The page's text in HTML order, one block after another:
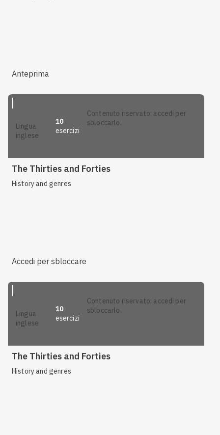
Anteprima
lingua
inglese
10
esercizi
contenuto riservato: accedi per
sbloccarlo.
The Thirties and Forties
History and genres
Accedi per sbloccare
lingua
inglese
10
esercizi
contenuto riservato: accedi per
sbloccarlo.
The Thirties and Forties
History and genres